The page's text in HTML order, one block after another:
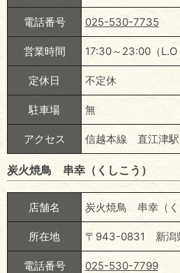
電話番号 025-530-7735
営業時間 17:30～23:00（L.O
定休日 不定休
駐車場 無
アクセス 信越本線 直江津駅
炭火焼鳥 串幸（くしこう）
店舗名 炭火焼鳥 串幸（く
所在地 〒943-0831 新潟
電話番号 025-530-7799